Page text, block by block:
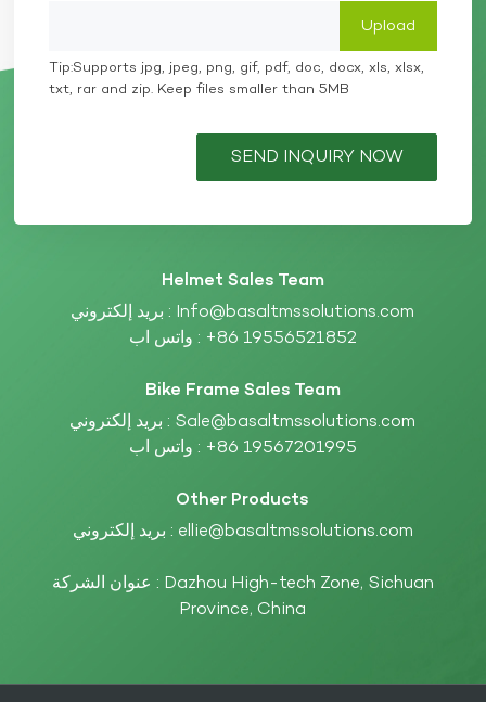
Tip:Supports jpg, jpeg, png, gif, pdf, doc, docx, xls, xlsx,
txt, rar and zip. Keep files smaller than 5MB
SEND INQUIRY NOW
Helmet Sales Team
بريد إلكتروني : Info@basaltmssolutions.com
واتس اب : +86 19556521852
Bike Frame Sales Team
بريد إلكتروني : Sale@basaltmssolutions.com
واتس اب : +86 19567201995
Other Products
بريد إلكتروني : ellie@basaltmssolutions.com
عنوان الشركة : Dazhou High-tech Zone, Sichuan
Province, China